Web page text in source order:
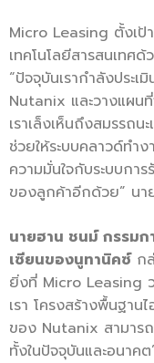
Micro Leasing ตั้งเป้
เทคโนโลยีสารสนเทศ
“ปัจจุบันเรากําลังประ
Nutanix และวางแผน
เราเล็งเห็นถึงสมรรถน
ช่วยให้ระบบคลาวด์ทำ
ความมั่นใจกับระบบกา
ของลูกค้าอีกด้วย” นา
นายฮาน ชนม์ กรรมก
เซียนของนูทานิคซ์กล่
ยิ่งที่ Micro Leasing ว
เรา โครงสร้างพื้นฐาน
ของ Nutanix สามาร
ทั้งในปัจจุบันและอนาคต